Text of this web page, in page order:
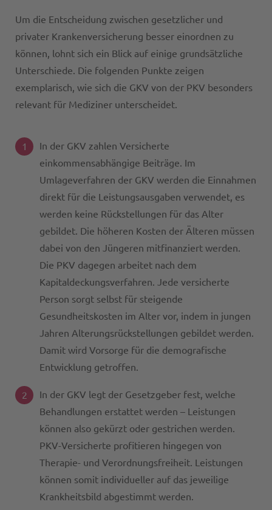
Um die Entscheidung zwischen gesetzlicher und
privater Krankenversicherung besser einordnen zu
können, lohnt sich ein Blick auf einige grundsätzliche
Unterschiede. Die folgenden Punkte zeigen
exemplarisch, wie sich die GKV von der PKV besonders
relevant für Mediziner unterscheidet.
In der GKV zahlen Versicherte
einkommensabhängige Beiträge. Im
Umlageverfahren der GKV werden die Einnahmen
direkt für die Leistungsausgaben verwendet, es
werden keine Rückstellungen für das Alter
gebildet. Die höheren Kosten der Älteren müssen
dabei von den Jüngeren mitfinanziert werden.
Die PKV dagegen arbeitet nach dem
Kapitaldeckungsverfahren. Jede versicherte
Person sorgt selbst für steigende
Gesundheitskosten im Alter vor, indem in jungen
Jahren Alterungsrückstellungen gebildet werden.
Damit wird Vorsorge für die demografische
Entwicklung getroffen.
In der GKV legt der Gesetzgeber fest, welche
Behandlungen erstattet werden – Leistungen
können also gekürzt oder gestrichen werden.
PKV-Versicherte profitieren hingegen von
Therapie- und Verordnungsfreiheit. Leistungen
können somit individueller auf das jeweilige
Krankheitsbild abgestimmt werden.